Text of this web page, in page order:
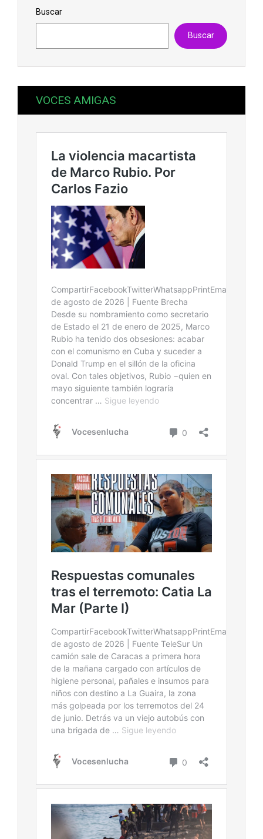
Buscar
Buscar
VOCES AMIGAS